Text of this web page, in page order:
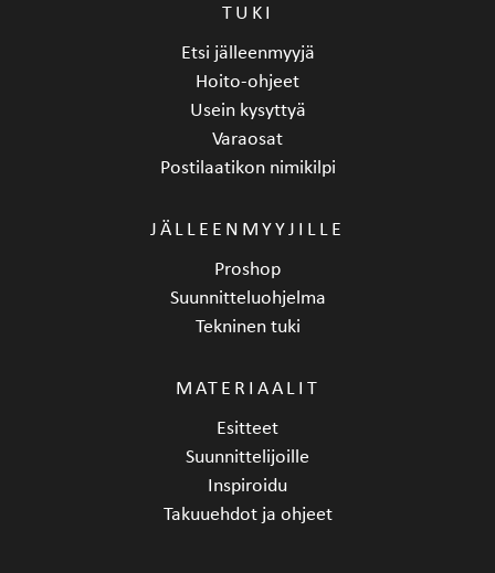
TUKI
Etsi jälleenmyyjä
Hoito-ohjeet
Usein kysyttyä
Varaosat
Postilaatikon nimikilpi
JÄLLEENMYYJILLE
Proshop
Suunnitteluohjelma
Tekninen tuki
MATERIAALIT
Esitteet
Suunnittelijoille
Inspiroidu
Takuuehdot ja ohjeet